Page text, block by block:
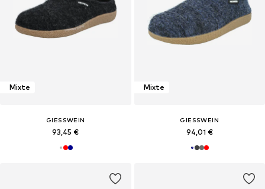
Mixte
GIESSWEIN
93,45 €
Mixte
GIESSWEIN
94,01 €